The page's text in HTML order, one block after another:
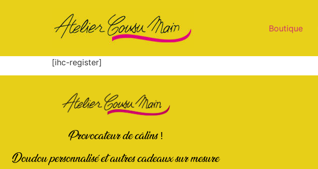
Boutique
[ihc-register]
Provocateur de câlins !
Doudou personnalisé et autres cadeaux sur mesure